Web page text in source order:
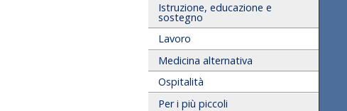
Istruzione, educazione e
sostegno
Lavoro
Medicina alternativa
Ospitalità
Per i più piccoli